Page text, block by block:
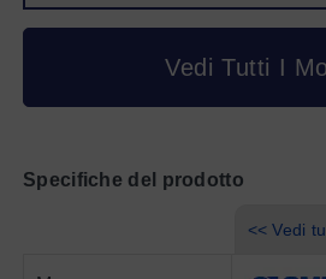
Vedi Tutti I
Specifiche del prodotto
<< Vedi